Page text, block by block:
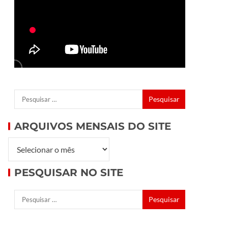
ARQUIVOS MENSAIS DO SITE
PESQUISAR NO SITE